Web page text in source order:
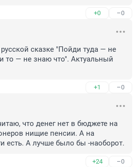
+0 –0
сказке "Пойди туда — не
то — не знаю что". Актуальный
+1 –0
что денег нет в бюджете на
нищие пенсии. А на
есть. А лучше было бы -наоборот.
+24 –0